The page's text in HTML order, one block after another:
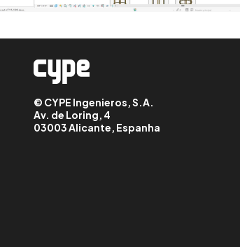
© CYPE Ingenieros, S.A.
Av. de Loring, 4
03003 Alicante, Espanha